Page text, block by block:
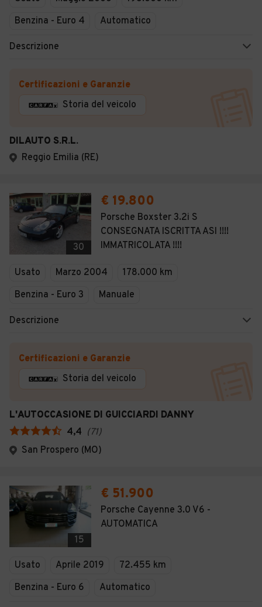
Benzina - Euro 4
Automatico
Descrizione
Certificazioni e Garanzie
Storia del veicolo
DILAUTO S.R.L.
Reggio Emilia (RE)
30
€ 19.800
Porsche Boxster 3.2i S
CONSEGNATA ISCRITTA ASI !!!!
IMMATRICOLATA !!!!
Usato Marzo 2004
178.000 km
Benzina - Euro 3
Manuale
Descrizione
Certificazioni e Garanzie
Storia del veicolo
L'AUTOCCASIONE DI GUICCIARDI DANNY
4,4 (71)
San Prospero (MO)
15
€ 51.900
Porsche Cayenne 3.0 V6 -
AUTOMATICA
Usato Aprile 2019
72.455 km
Benzina - Euro 6
Automatico